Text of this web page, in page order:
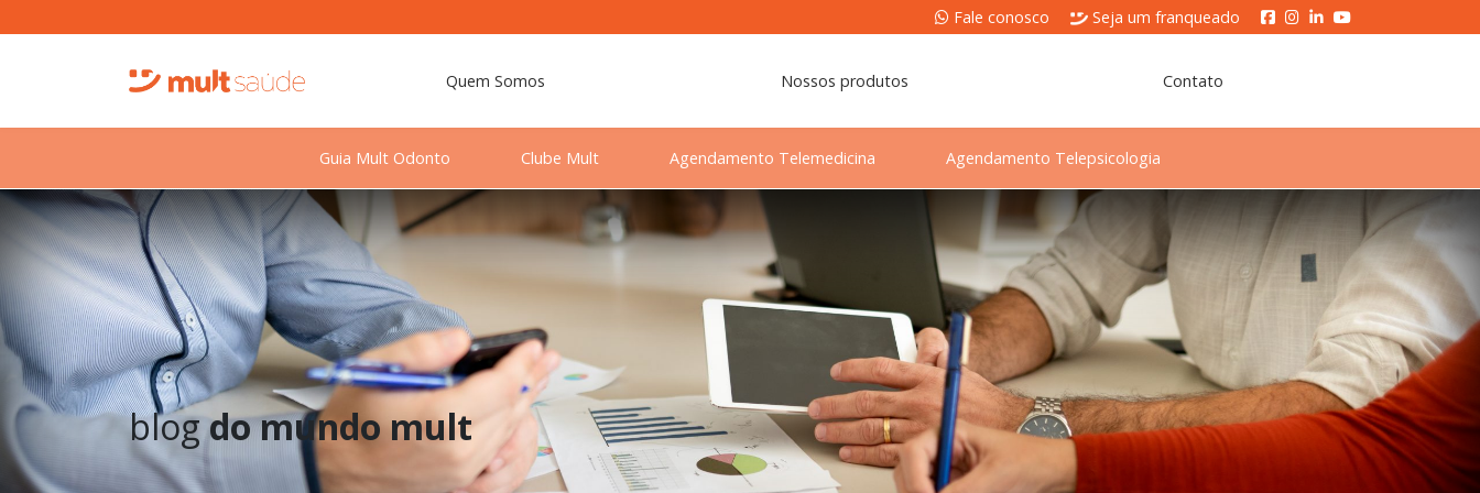
Fale conosco Seja um franqueado
Quem Somos Nossos produtos Contato
Guia Mult Odonto Clube Mult Agendamento Telemedicina Agendamento Telepsicologia
blogdo mundo mult